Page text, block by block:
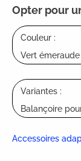
Opter pour
Couleur :
Vert émeraude
Variantes :
Balançoire
Accessoires